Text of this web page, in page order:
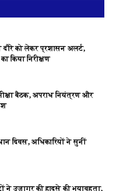
को लेकर प्रशासन अलर्ट,
किया निरीक्षण
बैठक, अपराध नियंत्रण और
दिवस, अधिकारियों ने सुनीं
ने उजागर की हादसे की भयावहता,